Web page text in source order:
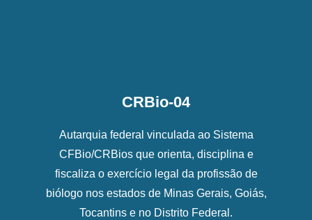
CRBio-04
Autarquia federal vinculada ao Sistema
CFBio/CRBios que orienta, disciplina e
fiscaliza o exercício legal da profissão de
biólogo nos estados de Minas Gerais, Goiás,
Tocantins e no Distrito Federal.